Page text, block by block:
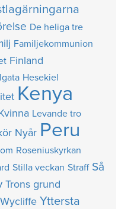
De heliga tre
Familjekommunion
Finland
Hesekiel
Kenya
Levande tro
Nyår Peru
Roseniuskyrkan
Stilla veckan Straff Så
Trons grund
Wycliffe Yttersta